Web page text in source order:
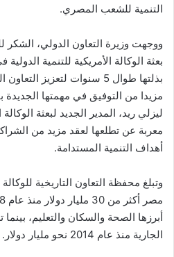
التنمية للشعب المصري.
ووجهت وزيرة التعاون الدولي، الشكر
بعثة الوكالة الأمريكية للتنمية
بذلتها طوال 5 سنوات لتعزيز
مزيدا من التوفيق في مهمتها الجديدة
ليزلي ريد، المدير الجديد لبعثة الوكالة
معربة عن تطلعها لعقد مزيد من
أهداف التنمية المستدامة.
وتبلغ محفظة التعاون التاريخية
أبرزها الصحة والسكان والتعليم،
الجارية منذ عام 2014 نحو مليار دولار.